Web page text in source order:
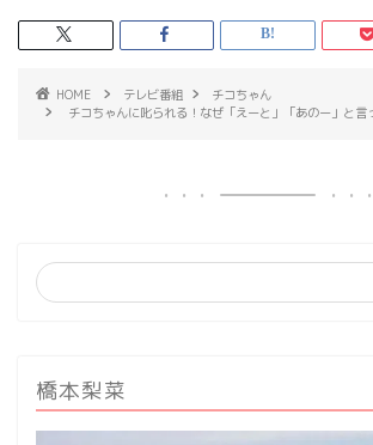
HOME テレビ番組
チコちゃん
チコちゃんに叱られる！なぜ「えーと」「あのー」と言
橋本梨菜